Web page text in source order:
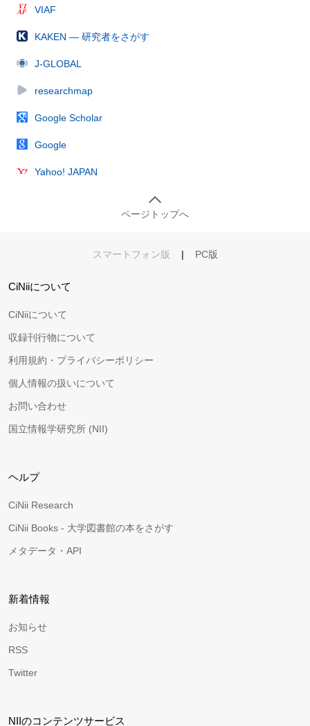
VIAF
KAKEN — 研究者をさがす
J-GLOBAL
researchmap
Google Scholar
Google
Yahoo! JAPAN
ページトップへ
スマートフォン版 | PC版
CiNiiについて
CiNiiについて
収録刊行物について
利用規約・プライバシーポリシー
個人情報の扱いについて
お問い合わせ
国立情報学研究所 (NII)
ヘルプ
CiNii Research
CiNii Books - 大学図書館の本をさがす
メタデータ・API
新着情報
お知らせ
RSS
Twitter
NIIのコンテンツサービス